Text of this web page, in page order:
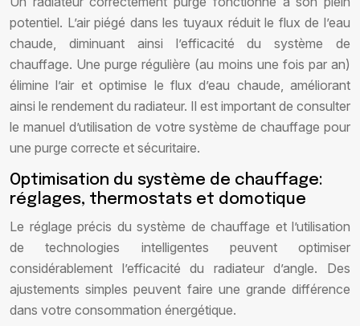
potentiel. L’air piégé dans les tuyaux réduit le flux de l’eau
chaude, diminuant ainsi l’efficacité du système de
chauffage. Une purge régulière (au moins une fois par an)
élimine l’air et optimise le flux d’eau chaude, améliorant
ainsi le rendement du radiateur. Il est important de consulter
le manuel d’utilisation de votre système de chauffage pour
une purge correcte et sécuritaire.
Optimisation du système de chauffage:
réglages, thermostats et domotique
Le réglage précis du système de chauffage et l’utilisation
de technologies intelligentes peuvent optimiser
considérablement l’efficacité du radiateur d’angle. Des
ajustements simples peuvent faire une grande différence
dans votre consommation énergétique.